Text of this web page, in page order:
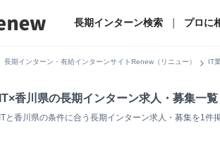
長期インターン検索 プロに
長期インターン・有給インターンサイトRenew（リニュー） chevron_right IT
IT×香川県の長期インターン求人・募集一覧
ITと香川県の条件に合う長期インターン求人・募集を1件